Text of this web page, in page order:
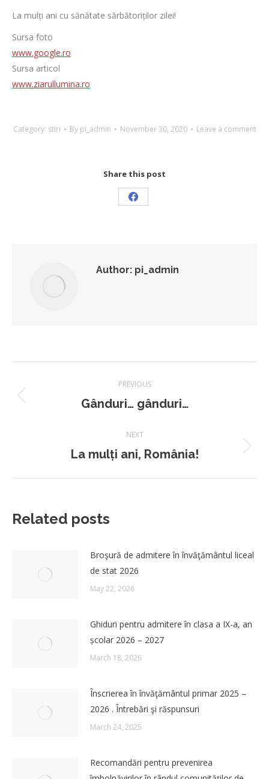
La mulți ani cu sănătate sărbătoriților zilei!
Sursa foto
www.google.ro
Sursa articol
www.ziarullumina.ro
Category: stiri By pi_admin November 30, 2020 Leave a comment
Share this post
Share
Author: pi_admin
navigation
PREVIOUS
Previous
Gânduri… gânduri…
NEXT
Next
La mulți ani, România!
Related posts
Broşură de admitere în învăţământul liceal
de stat 2026
May 22, 2026
Ghiduri pentru admitere în clasa a IX-a, an
școlar 2026 – 2027
March 18, 2026
Înscrierea în învăţământul primar 2025 –
2026 . Întrebări şi răspunsuri
March 24, 2025
Recomandări pentru prevenirea